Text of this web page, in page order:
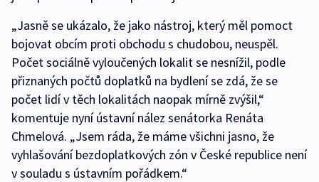
„Jasně se ukázalo, že jako nástroj, který měl pomoct
bojovat obcím proti obchodu s chudobou, neuspěl.
Počet sociálně vyloučených lokalit se nesnížil, podle
přiznaných počtů doplatků na bydlení se zdá, že se
počet lidí v těch lokalitách naopak mírně zvýšil,“
komentuje nyní ústavní nález senátorka Renáta
Chmelová. „Jsem ráda, že máme všichni jasno, že
vyhlašování bezdoplatkových zón v České republice není
v souladu s ústavním pořádkem.“